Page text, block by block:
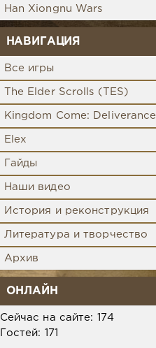
Han Xiongnu Wars
НАВИГАЦИЯ
Все игры
The Elder Scrolls (TES)
Kingdom Come: Deliverance
Elex
Гайды
Наши видео
История и реконструкция
Литература и творчество
Архив
ОНЛАЙН
Сейчас на сайте: 174
Гостей: 171